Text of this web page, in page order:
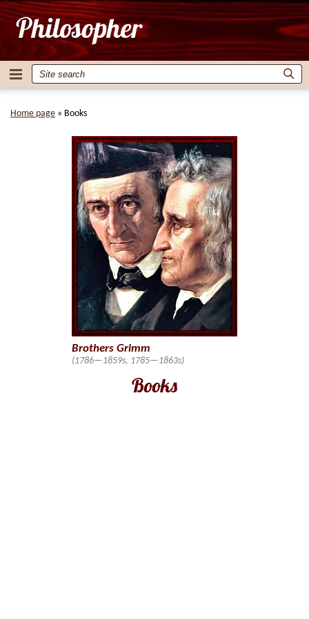
Home page » Books
Books
Brothers Grimm
(1786—1859s, 1785—1863s)